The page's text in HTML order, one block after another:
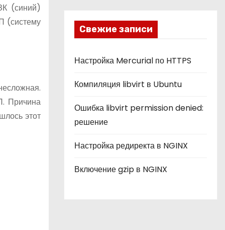
(синий)
(систему
Причина
этот
к
и
Свежие записи
Настройка Mercurial по HTTPS
Компиляция libvirt в Ubuntu
Ошибка libvirt permission denied:
решение
Настройка редиректа в NGINX
Включение gzip в NGINX